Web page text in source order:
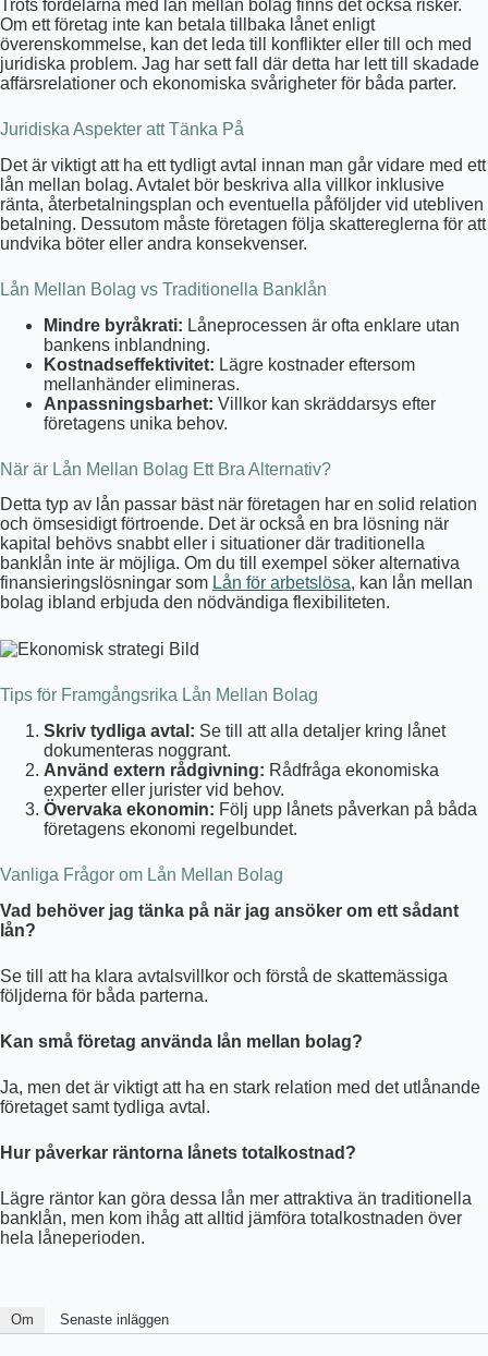
Trots fördelarna med lån mellan bolag finns det också risker.
Om ett företag inte kan betala tillbaka lånet enligt
överenskommelse, kan det leda till konflikter eller till och med
juridiska problem. Jag har sett fall där detta har lett till skadade
affärsrelationer och ekonomiska svårigheter för båda parter.
Juridiska Aspekter att Tänka På
Det är viktigt att ha ett tydligt avtal innan man går vidare med ett
lån mellan bolag. Avtalet bör beskriva alla villkor inklusive
ränta, återbetalningsplan och eventuella påföljder vid utebliven
betalning. Dessutom måste företagen följa skattereglerna för att
undvika böter eller andra konsekvenser.
Lån Mellan Bolag vs Traditionella Banklån
Mindre byråkrati: Låneprocessen är ofta enklare utan
bankens inblandning.
Kostnadseffektivitet: Lägre kostnader eftersom
mellanhänder elimineras.
Anpassningsbarhet: Villkor kan skräddarsys efter
företagens unika behov.
När är Lån Mellan Bolag Ett Bra Alternativ?
Detta typ av lån passar bäst när företagen har en solid relation
och ömsesidigt förtroende. Det är också en bra lösning när
kapital behövs snabbt eller i situationer där traditionella
banklån inte är möjliga. Om du till exempel söker alternativa
finansieringslösningar som Lån för arbetslösa, kan lån mellan
bolag ibland erbjuda den nödvändiga flexibiliteten.
Tips för Framgångsrika Lån Mellan Bolag
Skriv tydliga avtal: Se till att alla detaljer kring lånet
dokumenteras noggrant.
Använd extern rådgivning: Rådfråga ekonomiska
experter eller jurister vid behov.
Övervaka ekonomin: Följ upp lånets påverkan på båda
företagens ekonomi regelbundet.
Vanliga Frågor om Lån Mellan Bolag
Vad behöver jag tänka på när jag ansöker om ett sådant
lån?
Se till att ha klara avtalsvillkor och förstå de skattemässiga
följderna för båda parterna.
Kan små företag använda lån mellan bolag?
Ja, men det är viktigt att ha en stark relation med det utlånande
företaget samt tydliga avtal.
Hur påverkar räntorna lånets totalkostnad?
Lägre räntor kan göra dessa lån mer attraktiva än traditionella
banklån, men kom ihåg att alltid jämföra totalkostnaden över
hela låneperioden.
Om Senaste inläggen